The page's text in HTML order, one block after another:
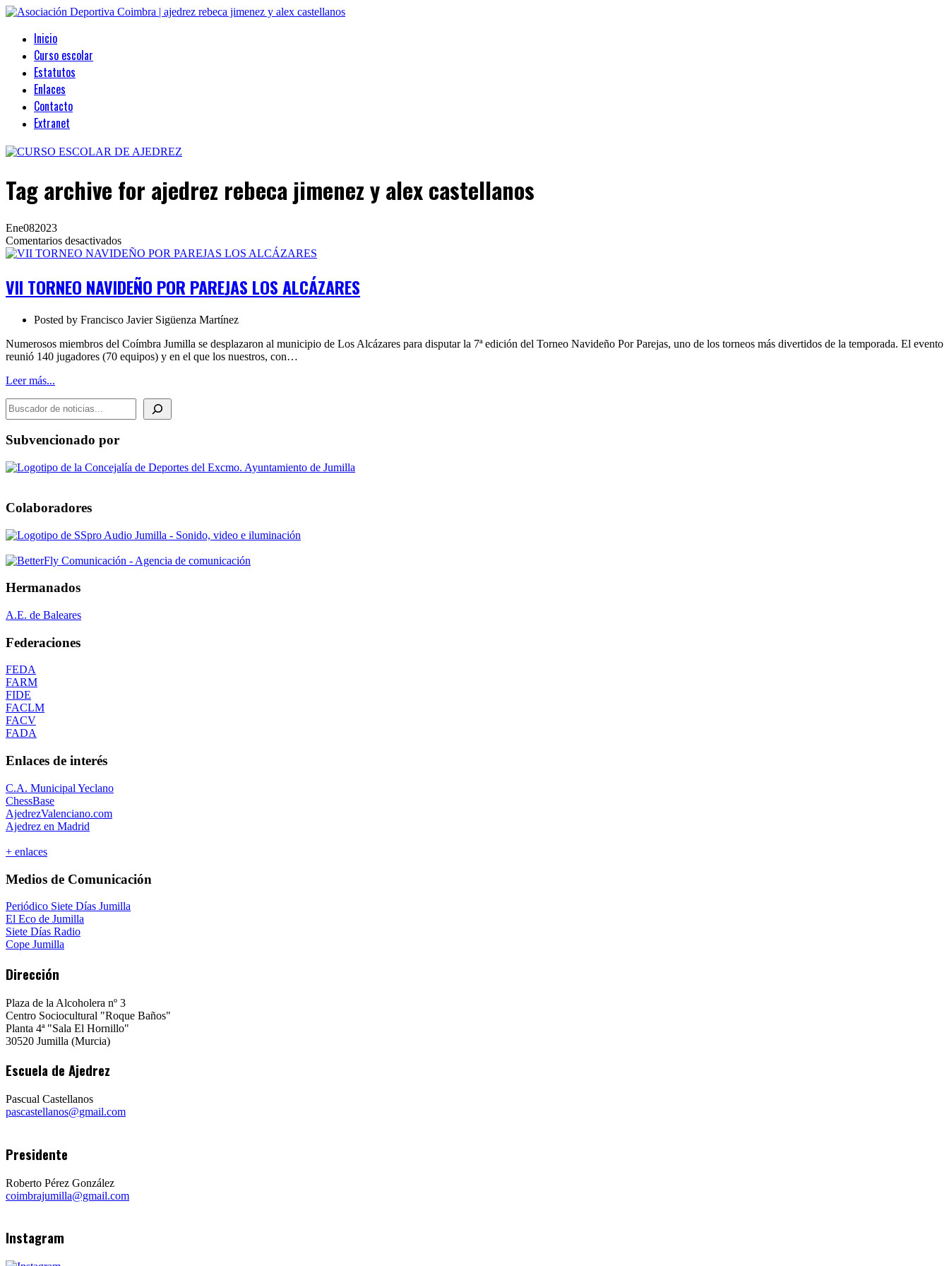
Inicio
Curso escolar
Estatutos
Enlaces
Contacto
Extranet
Tag archive for ajedrez rebeca jimenez y alex castellanos
Ene082023
Comentarios desactivadosen
VII
NAVIDEÑO
POR
LOS
ALCÁZARES
VII TORNEO NAVIDEÑO POR PAREJAS LOS ALCÁZARES
Posted by Francisco Javier Sigüenza Martínez
Numerosos miembros del Coímbra Jumilla se desplazaron al municipio de Los Alcázares para disputar la 7ª edición del Torneo Navideño Por Parejas, uno de los torneos más divertidos de la temporada. El evento
reunió 140 jugadores (70 equipos) y en el que los nuestros, con…
Leer más...
BUSCADOR DE NOTICIAS
Subvencionado por
Colaboradores
Hermanados
A.E. de Baleares
Federaciones
FEDA
FARM
FIDE
FACLM
FACV
FADA
Enlaces de interés
C.A. Municipal Yeclano
ChessBase
AjedrezValenciano.com
Ajedrez en Madrid
+ enlaces
Medios de Comunicación
Periódico Siete Días Jumilla
El Eco de Jumilla
Siete Días Radio
Cope Jumilla
Dirección
Plaza de la Alcoholera nº 3
Centro Sociocultural "Roque Baños"
Planta 4ª "Sala El Hornillo"
30520 Jumilla (Murcia)
Escuela de Ajedrez
Pascual Castellanos
pascastellanos@gmail.com
Presidente
Roberto Pérez González
coimbrajumilla@gmail.com
Instagram